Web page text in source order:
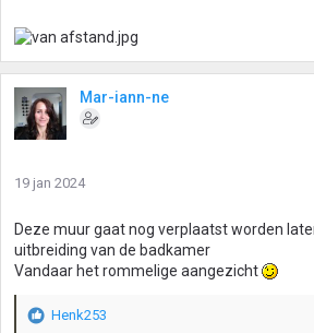
Mar-iann-ne
19 jan 2024
Deze muur gaat nog verplaatst worden
uitbreiding van de badkamer
Vandaar het rommelige aangezicht
W
Henk253